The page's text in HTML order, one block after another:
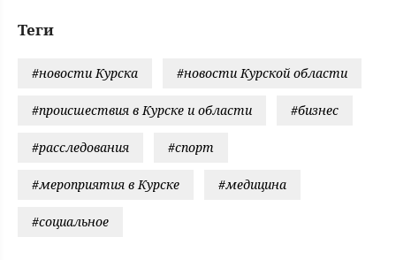
Теги
#новости Курска #новости Курской области
#происшествия в Курске и области #бизнес
#расследования #спорт
#мероприятия в Курске #медицина
#социальное